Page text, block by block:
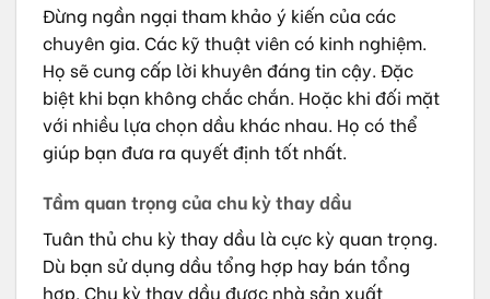
Đừng ngần ngại tham khảo ý kiến của các
chuyên gia. Các kỹ thuật viên có kinh nghiệm.
Họ sẽ cung cấp lời khuyên đáng tin cậy. Đặc
biệt khi bạn không chắc chắn. Hoặc khi đối mặt
với nhiều lựa chọn dầu khác nhau. Họ có thể
giúp bạn đưa ra quyết định tốt nhất.
Tầm quan trọng của chu kỳ thay dầu
Tuân thủ chu kỳ thay dầu là cực kỳ quan trọng.
Dù bạn sử dụng dầu tổng hợp hay bán tổng
hợp. Chu kỳ thay dầu được nhà sản xuất